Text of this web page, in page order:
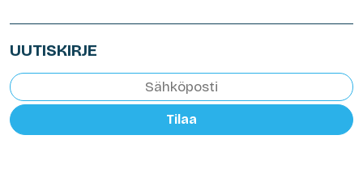
UUTISKIRJE
Tilaa